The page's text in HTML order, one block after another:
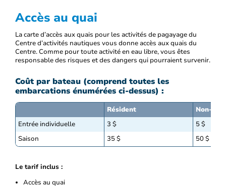
Accès au quai
La carte d’accès aux quais pour les activités de pagayage du
Centre d’activités nautiques vous donne accès aux quais du
Centre. Comme pour toute activité en eau libre, vous êtes
responsable des risques et des dangers qui pourraient survenir.
Coût par bateau (comprend toutes les
embarcations énumérées ci-dessus) :
Résident
Non-
Entrée individuelle
3 $
5 $
Saison
35 $ 50 $
Le tarif inclus :
Accès au quai